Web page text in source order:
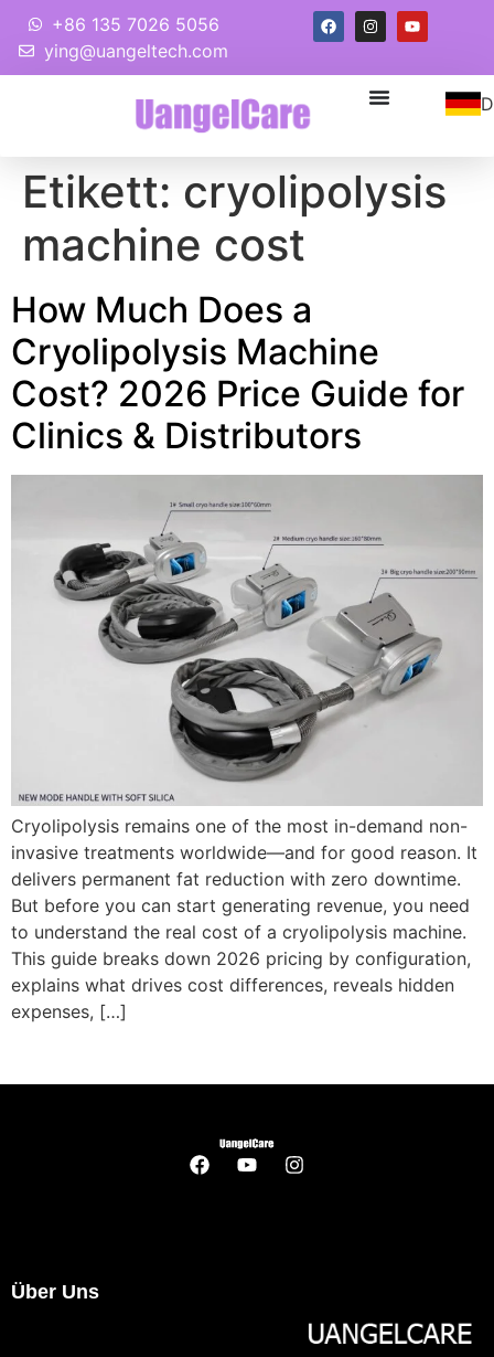
+86 135 7026 5056
ying@uangeltech.com
Etikett: cryolipolysis
machine cost
How Much Does a
Cryolipolysis Machine
Cost? 2026 Price Guide for
Clinics & Distributors
Cryolipolysis remains one of the most in-demand non-
invasive treatments worldwide—and for good reason. It
delivers permanent fat reduction with zero downtime.
But before you can start generating revenue, you need
to understand the real cost of a cryolipolysis machine.
This guide breaks down 2026 pricing by configuration,
explains what drives cost differences, reveals hidden
expenses, […]
Über Uns